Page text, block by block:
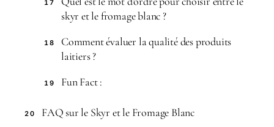
17
skyr et le fromage blanc ?
18
Comment évaluer la qualité des produits
laitiers ?
19 Fun Fact :
20 FAQ sur le Skyr et le Fromage Blanc